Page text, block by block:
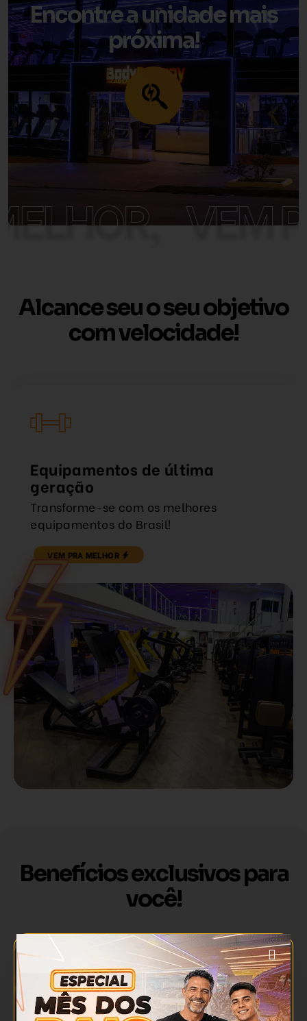
Encontre a unidade mais
próxima!
VEM
Alcance seu o seu objetivo
com velocidade!
Equipamentos de última
geração
Transforme-se com os melhores
equipamentos do Brasil!
VEM PRA MELHOR
Benefícios exclusivos para
você!